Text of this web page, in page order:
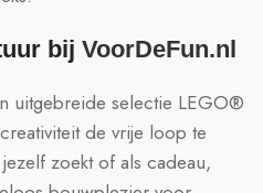
bij VoorDeFun.nl
uitgebreide selectie LEGO®
de vrije loop te
zoekt of als cadeau,